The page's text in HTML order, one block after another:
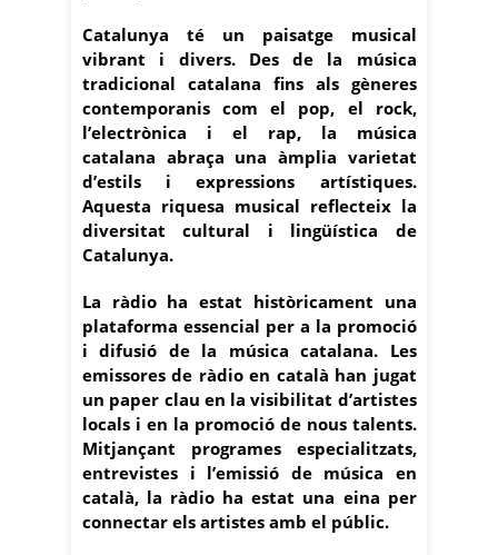
Catalunya té un paisatge musical
vibrant i divers. Des de la música
tradicional catalana fins als gèneres
contemporanis com el pop, el rock,
l’electrònica i el rap, la música
catalana abraça una àmplia varietat
d’estils i expressions artístiques.
Aquesta riquesa musical reflecteix la
diversitat cultural i lingüística de
Catalunya.
La ràdio ha estat històricament una
plataforma essencial per a la promoció
i difusió de la música catalana. Les
emissores de ràdio en català han jugat
un paper clau en la visibilitat d’artistes
locals i en la promoció de nous talents.
Mitjançant programes especialitzats,
entrevistes i l’emissió de música en
català, la ràdio ha estat una eina per
connectar els artistes amb el públic.